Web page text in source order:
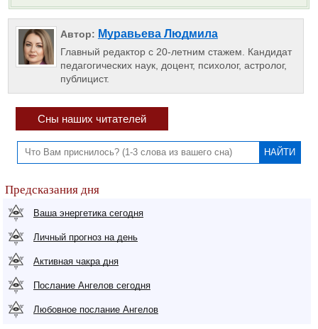
Автор: Муравьева Людмила
Главный редактор с 20-летним стажем. Кандидат
педагогических наук, доцент, психолог, астролог,
публицист.
Сны наших читателей
Предсказания дня
Ваша энергетика сегодня
Личный прогноз на день
Активная чакра дня
Послание Ангелов сегодня
Любовное послание Ангелов